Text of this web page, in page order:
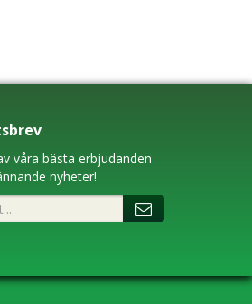
våra bästa erbjudanden
nyheter!